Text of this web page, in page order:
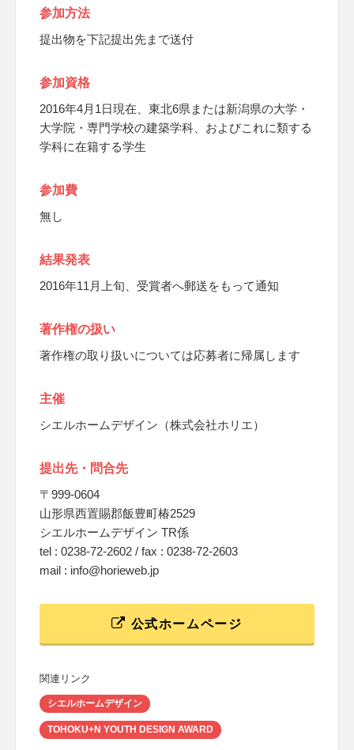
参加方法
提出物を下記提出先まで送付
参加資格
2016年4月1日現在、東北6県または新潟県の大学・
大学院・専門学校の建築学科、およびこれに類する
学科に在籍する学生
参加費
無し
結果発表
2016年11月上旬、受賞者へ郵送をもって通知
著作権の扱い
著作権の取り扱いについては応募者に帰属します
主催
シエルホームデザイン（株式会社ホリエ）
提出先・問合先
〒999-0604
山形県西置賜郡飯豊町椿2529
シエルホームデザイン TR係
tel : 0238-72-2602 / fax : 0238-72-2603
mail : info@horieweb.jp
公式ホームページ
関連リンク
シエルホームデザイン
TOHOKU+N YOUTH DESIGN AWARD